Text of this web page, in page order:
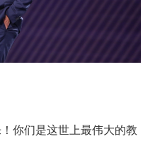
你们是这世上最伟大的教